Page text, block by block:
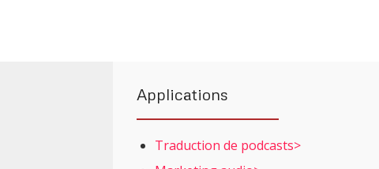
Applications
Traduction de podcasts>